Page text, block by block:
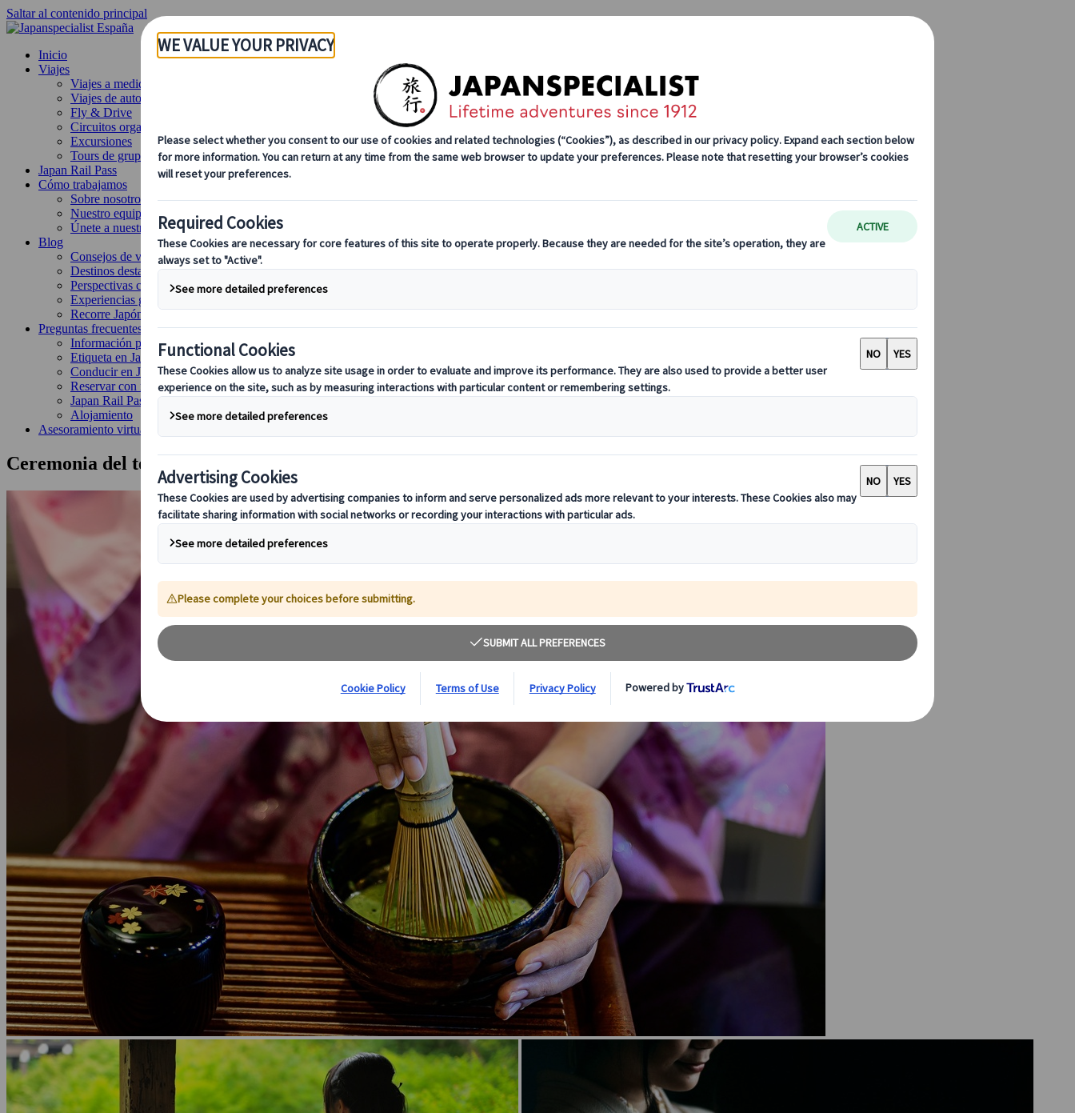
Saltar al contenido principal
Inicio
Viajes
Viajes a medida
Viajes de autor
Fly & Drive
Circuitos organizados
Excursiones
Tours de grupo a medida
Japan Rail Pass
Cómo trabajamos
Sobre nosotros
Nuestro equipo
Únete a nuestro equipo
Blog
Consejos de viaje para cada temporada
Destinos destacados
Perspectivas culturales
Experiencias gastronómicas
Recorre Japón en tren
Preguntas frecuentes
Información práctica
Etiqueta en Japón
Conducir en Japón
Reservar con nosotros
Japan Rail Pass
Alojamiento
Asesoramiento virtual
Ceremonia del té de Kioto y experiencia con kimono